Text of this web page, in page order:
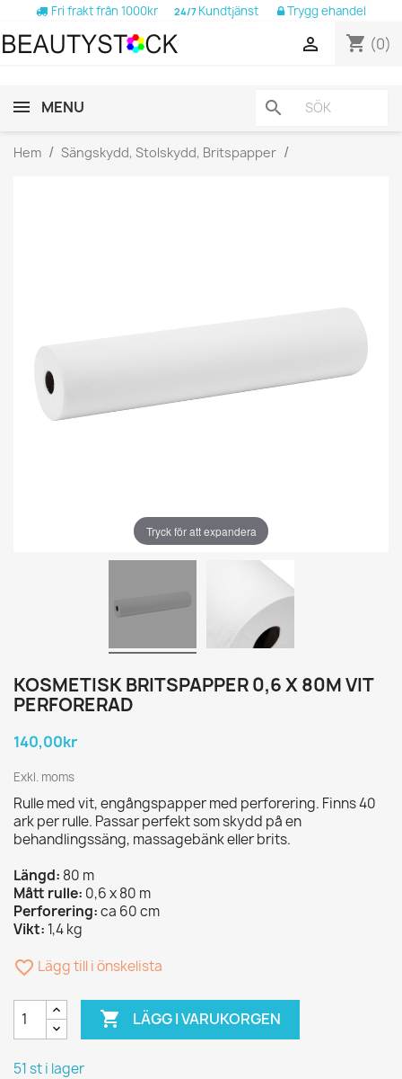
Fri frakt från 1000kr 24/7 Kundtjänst Trygg ehandel
shopping_cart (0)

MENU search
Hem Sängskydd, Stolskydd, Britspapper
Tryck för att expandera
KOSMETISK BRITSPAPPER 0,6 X 80M VIT
PERFORERAD
140,00kr
Exkl. moms
Rulle med vit, engångspapper med perforering. Finns 40
ark per rulle. Passar perfekt som skydd på en
behandlingssäng, massagebänk eller brits.
Längd: 80 m
Mått rulle: 0,6 x 80 m
Perforering:ca 60 cm
Vikt: 1,4 kg
favorite_border Lägg till i önskelista
 LÄGG I VARUKORGEN
51 st i lager